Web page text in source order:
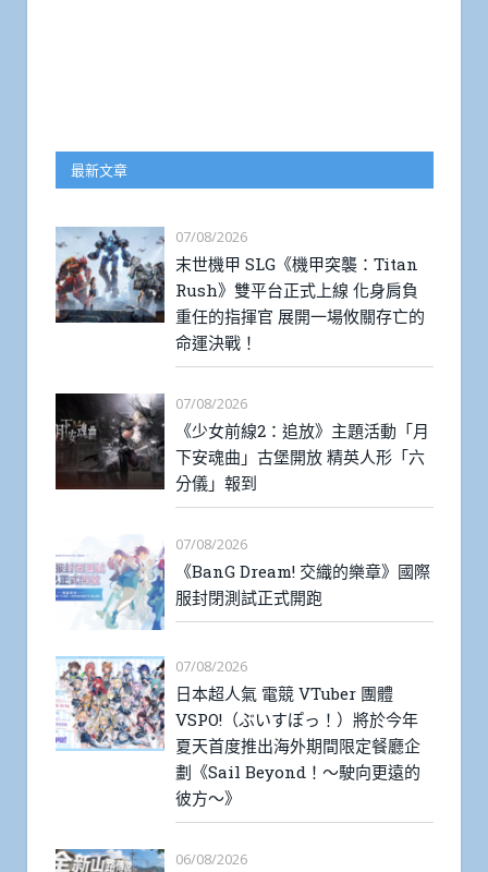
最新文章
07/08/2026
末世機甲 SLG《機甲突襲：Titan
Rush》雙平台正式上線 化身肩負
重任的指揮官 展開一場攸關存亡的
命運決戰！
07/08/2026
《少女前線2：追放》主題活動「月
下安魂曲」古堡開放 精英人形「六
分儀」報到
07/08/2026
《BanG Dream! 交織的樂章》國際
服封閉測試正式開跑
07/08/2026
日本超人氣 電競 VTuber 團體
VSPO!（ぶいすぽっ！）將於今年
夏天首度推出海外期間限定餐廳企
劃《Sail Beyond！～駛向更遠的
彼方～》
06/08/2026